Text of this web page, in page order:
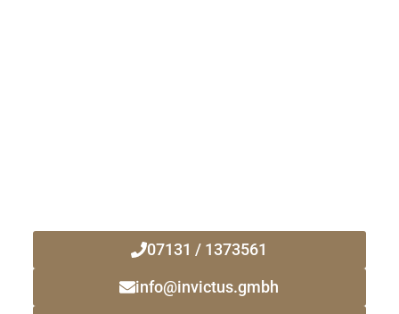
07131 / 1373561
info@invictus.gmbh